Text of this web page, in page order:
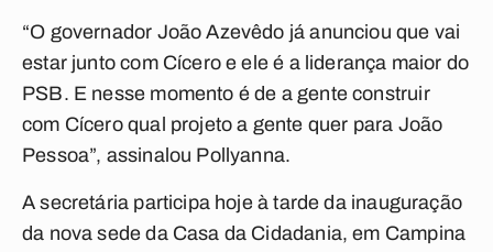
“O governador João Azevêdo já anunciou que vai
estar junto com Cícero e ele é a liderança maior do
PSB. E nesse momento é de a gente construir
com Cícero qual projeto a gente quer para João
Pessoa”, assinalou Pollyanna.
A secretária participa hoje à tarde da inauguração
da nova sede da Casa da Cidadania, em Campina